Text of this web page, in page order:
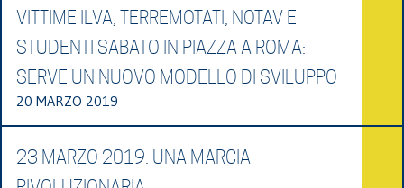
VITTIME ILVA, TERREMOTATI, NOTAV E
STUDENTI SABATO IN PIAZZA A ROMA:
SERVE UN NUOVO MODELLO DI SVILUPPO
20 MARZO 2019
23 MARZO 2019: UNA MARCIA